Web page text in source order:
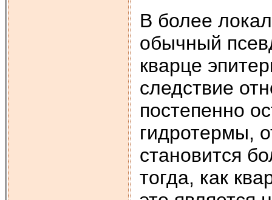
В более
обычный
кварце
следствие
постепенно
гидротермы,
становится
тогда, как